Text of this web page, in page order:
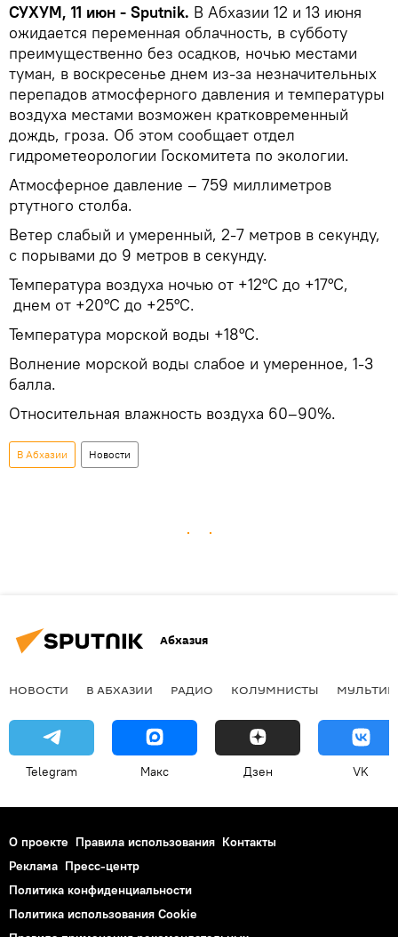
СУХУМ, 11 июн - Sputnik. В Абхазии 12 и 13 июня
ожидается переменная облачность, в субботу
преимущественно без осадков, ночью местами
туман, в воскресенье днем из-за незначительных
перепадов атмосферного давления и температуры
воздуха местами возможен кратковременный
дождь, гроза. Об этом сообщает отдел
гидрометеорологии Госкомитета по экологии.
Атмосферное давление – 759 миллиметров
ртутного столба.
Ветер слабый и умеренный, 2-7 метров в секунду,
с порывами до 9 метров в секунду.
Температура воздуха ночью от +12°С до +17°С,
днем от +20°С до +25°С.
Температура морской воды +18°С.
Волнение морской воды слабое и умеренное, 1-3
балла.
Относительная влажность воздуха 60–90%.
В Абхазии Новости
Абхазия
НОВОСТИ В АБХАЗИИ РАДИО КОЛУМНИСТЫ
Telegram Макс Дзен VK
О проекте Правила использования Контакты
Реклама Пресс-центр
Политика конфиденциальности
Политика использования Cookie